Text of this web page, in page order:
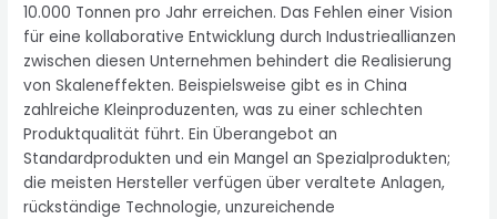
10.000 Tonnen pro Jahr erreichen. Das Fehlen einer Vision
für eine kollaborative Entwicklung durch Industrieallianzen
zwischen diesen Unternehmen behindert die Realisierung
von Skaleneffekten. Beispielsweise gibt es in China
zahlreiche Kleinproduzenten, was zu einer schlechten
Produktqualität führt. Ein Überangebot an
Standardprodukten und ein Mangel an Spezialprodukten;
die meisten Hersteller verfügen über veraltete Anlagen,
rückständige Technologie, unzureichende